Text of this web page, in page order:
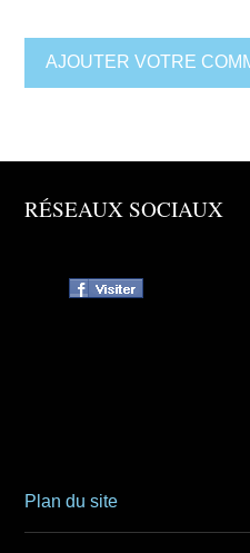
AJOUTER VOTRE
RÉSEAUX SOCIAUX
Plan du site